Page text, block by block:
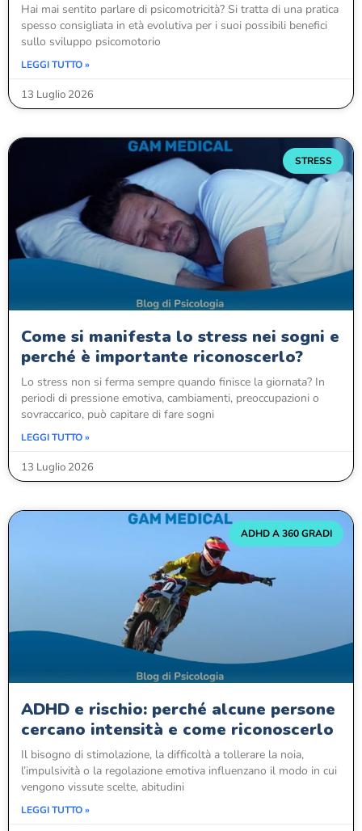
Hai mai sentito parlare di psicomotricità? Si tratta di una pratica
spesso consigliata in età evolutiva per i suoi possibili benefici
sullo sviluppo psicomotorio
LEGGI TUTTO »
13 Luglio 2026
STRESS
Come si manifesta lo stress nei sogni e
perché è importante riconoscerlo?
Lo stress non si ferma sempre quando finisce la giornata? In
periodi di pressione emotiva, cambiamenti, preoccupazioni o
sovraccarico, può capitare di fare sogni
LEGGI TUTTO »
13 Luglio 2026
ADHD A 360 GRADI
ADHD e rischio: perché alcune persone
cercano intensità e come riconoscerlo
Il bisogno di stimolazione, la difficoltà a tollerare la noia,
l’impulsività o la regolazione emotiva influenzano il modo in cui
vengono vissute scelte, abitudini
LEGGI TUTTO »